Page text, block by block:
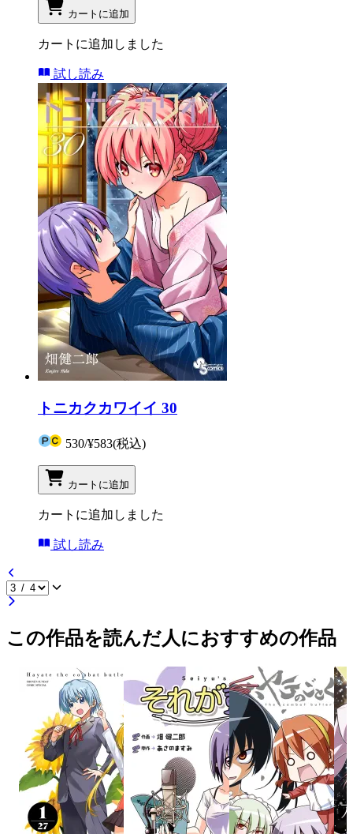
カートに追加
カートに追加しました
試し読み
トニカクカワイイ 30
530/¥583(税込)
カートに追加
カートに追加しました
試し読み
この作品を読んだ人におすすめの作品